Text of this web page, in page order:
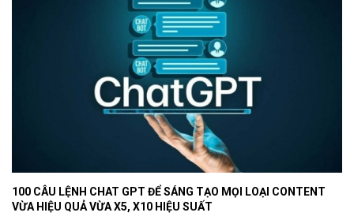
100 CÂU LỆNH CHAT GPT ĐỂ SÁNG TẠO MỌI LOẠI CONTENT
VỪA HIỆU QUẢ VỪA X5, X10 HIỆU SUẤT